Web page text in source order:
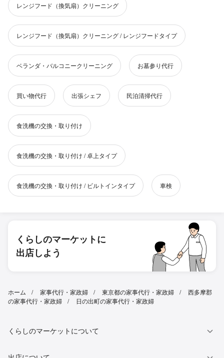
レンジフード（換気扇）クリーニング
レンジフード（換気扇）クリーニング / レンジフードタイプ
ベランダ・バルコニークリーニング お墓参り代行
買い物代行 出張シェフ 民泊清掃代行
食洗機の交換・取り付け
食洗機の交換・取り付け / 卓上タイプ
食洗機の交換・取り付け / ビルトインタイプ 車検
くらしのマーケットに
出店しよう
ホーム 家事代行・家政婦 東京都の家事代行・家政婦
西多摩郡
の家事代行・家政婦
日の出町の家事代行・家政婦
くらしのマーケットについて